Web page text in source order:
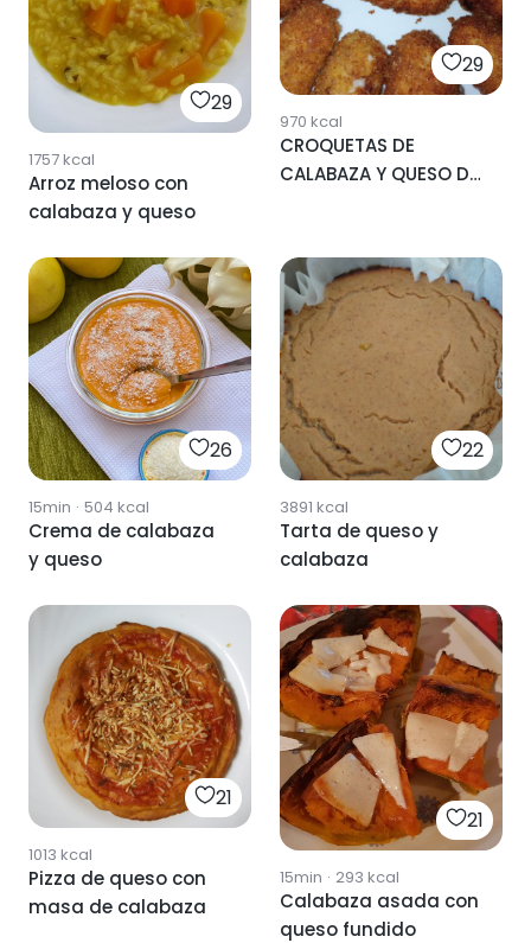
29
1757kcal
Arroz meloso con
calabaza y queso
29
970 kcal
CROQUETAS DE
CALABAZA Y QUESO DE
26
15min · 504 kcal
Crema de calabaza
y queso
22
3891 kcal
Tarta de queso y
calabaza
21
1013 kcal
Pizza de queso con
masa de calabaza
21
15min · 293 kcal
Calabaza asada con
queso fundido